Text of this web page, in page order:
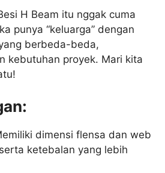
H Beam itu nggak cuma
punya “keluarga” dengan
berbeda-beda,
kebutuhan proyek. Mari kita
dimensi flensa dan web
ketebalan yang lebih